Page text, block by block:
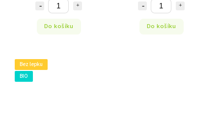
Do košíku Do košíku
Bez lepku
BIO